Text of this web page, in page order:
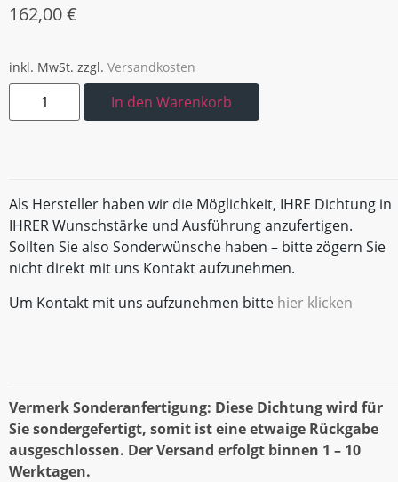
162,00€
inkl. MwSt. zzgl. Versandkosten
In den Warenkorb
Als Hersteller haben wir die Möglichkeit, IHRE Dichtung in
IHRER Wunschstärke und Ausführung anzufertigen.
Sollten Sie also Sonderwünsche haben – bitte zögern Sie
nicht direkt mit uns Kontakt aufzunehmen.
Um Kontakt mit uns aufzunehmen bitte hier klicken
Vermerk Sonderanfertigung: Diese Dichtung wird für
Sie sondergefertigt, somit ist eine etwaige Rückgabe
ausgeschlossen. Der Versand erfolgt binnen 1 – 10
Werktagen.